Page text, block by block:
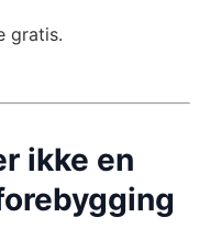
gratis.
ikke en